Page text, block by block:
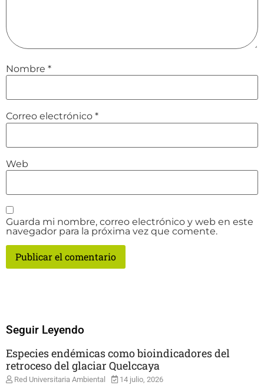
Nombre *
Correo electrónico *
Web
Guarda mi nombre, correo electrónico y web en este
navegador para la próxima vez que comente.
Seguir Leyendo
Especies endémicas como bioindicadores del
retroceso del glaciar Quelccaya
Red Universitaria Ambiental 14 julio, 2026